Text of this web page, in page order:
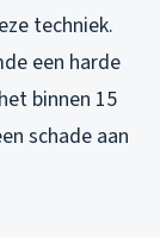
techniek.
een harde
binnen 15
schade aan